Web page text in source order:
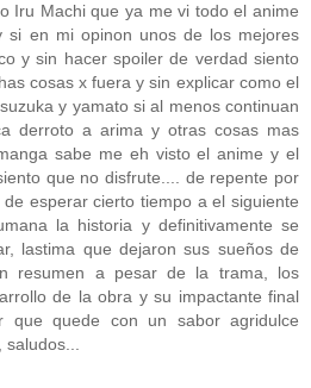
Iru Machi que ya me vi todo el anime
en mi opinon unos de los mejores
y sin hacer spoiler de verdad siento
cosas x fuera y sin explicar como el
y yamato si al menos continuan
derroto a arima y otras cosas mas
sabe me eh visto el anime y el
que no disfrute.... de repente por
esperar cierto tiempo a el siguiente
la historia y definitivamente se
lastima que dejaron sus sueños de
resumen a pesar de la trama, los
de la obra y su impactante final
que quede con un sabor agridulce